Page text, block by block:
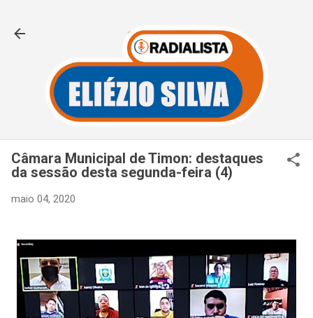
Câmara Municipal de Timon: destaques
da sessão desta segunda-feira (4)
maio 04, 2020